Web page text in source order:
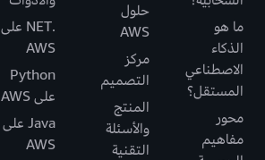
ما هو
الذكاء
الاصطناعي
المستقل؟
محور
مفاهيم
حلول
AWS
مركز
التصميم
المنتج
والأسئلة
التقنية
.NET على
AWS
Python
على AWS
Java على
AWS